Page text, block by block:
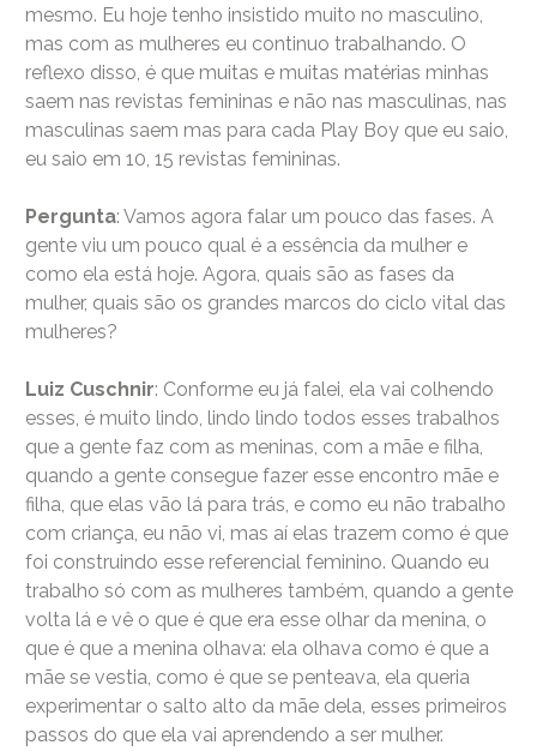
mesmo. Eu hoje tenho insistido muito no masculino,
mas com as mulheres eu continuo trabalhando. O
reflexo disso, é que muitas e muitas matérias minhas
saem nas revistas femininas e não nas masculinas, nas
masculinas saem mas para cada Play Boy que eu saio,
eu saio em 10, 15 revistas femininas.
Pergunta: Vamos agora falar um pouco das fases. A
gente viu um pouco qual é a essência da mulher e
como ela está hoje. Agora, quais são as fases da
mulher, quais são os grandes marcos do ciclo vital das
mulheres?
Luiz Cuschnir: Conforme eu já falei, ela vai colhendo
esses, é muito lindo, lindo lindo todos esses trabalhos
que a gente faz com as meninas, com a mãe e filha,
quando a gente consegue fazer esse encontro mãe e
filha, que elas vão lá para trás, e como eu não trabalho
com criança, eu não vi, mas aí elas trazem como é que
foi construindo esse referencial feminino. Quando eu
trabalho só com as mulheres também, quando a gente
volta lá e vê o que é que era esse olhar da menina, o
que é que a menina olhava: ela olhava como é que a
mãe se vestia, como é que se penteava, ela queria
experimentar o salto alto da mãe dela, esses primeiros
passos do que ela vai aprendendo a ser mulher.